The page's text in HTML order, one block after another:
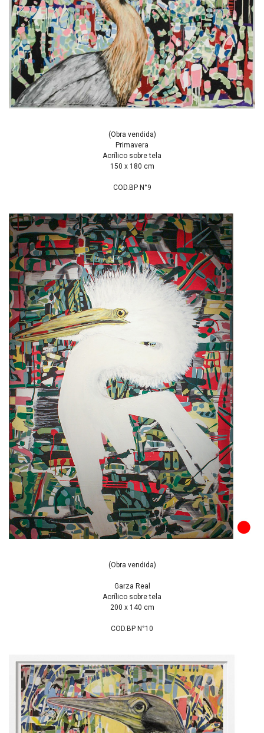
(Obra vendida)
Primavera
Acrílico sobre tela
150 x 180 cm
COD.BP N°9
(Obra vendida)
Garza Real
Acrílico sobre tela
200 x 140 cm
COD.BP N°10